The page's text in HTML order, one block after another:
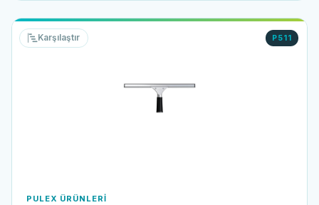
P511
Karşılaştır
PULEX ÜRÜNLERI